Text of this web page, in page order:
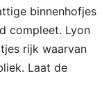
binnenhofjes
compleet. Lyon
rijk waarvan
Laat de